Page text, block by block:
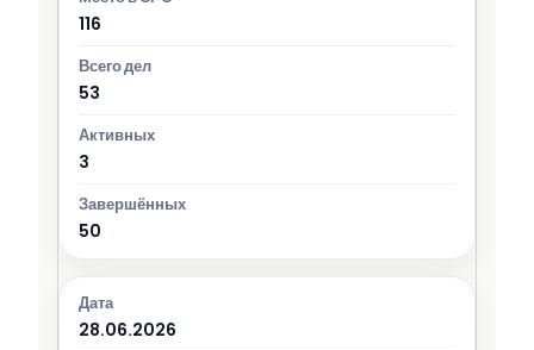
116
53
3
50
28.06.2026